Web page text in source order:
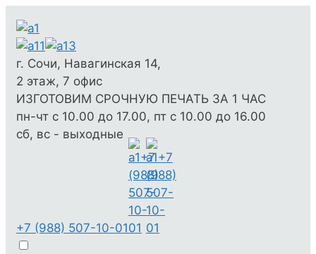
г. Сочи, Навагинская 14,
2 этаж, 7 офис
ИЗГОТОВИМ СРОЧНУЮ ПЕЧАТЬ ЗА 1 ЧАС
пн-чт с 10.00 до 17.00, пт с 10.00 до 16.00
сб, вс - выходные
+7 (988) 507-10-01